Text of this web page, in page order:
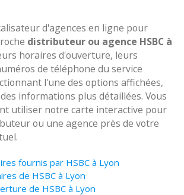
d'agences en ligne pour
distributeur ou agence HSBC à
horaires d'ouverture, leurs
de téléphone du service
l'une des options affichées,
informations plus détaillées. Vous
utiliser notre carte interactive pour
ou une agence près de votre
fournis par HSBC à Lyon
de HSBC à Lyon
de HSBC à Lyon